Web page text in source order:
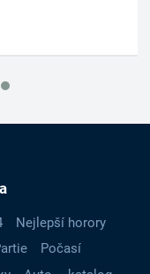
Nejlepší horory
Počasí